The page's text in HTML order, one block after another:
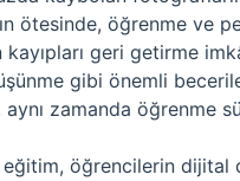
ötesinde, öğrenme ve
kayıpları geri getirme
gibi önemli
zamanda öğrenme
öğrencilerin dijital